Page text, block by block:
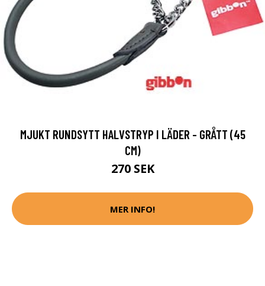
MJUKT RUNDSYTT HALVSTRYP I LÄDER - GRÅTT (45
CM)
270 SEK
MER INFO!